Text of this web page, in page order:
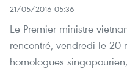
21/05/2016 05:36
Le Premier ministre
rencontré, vendredi le 20
homologues